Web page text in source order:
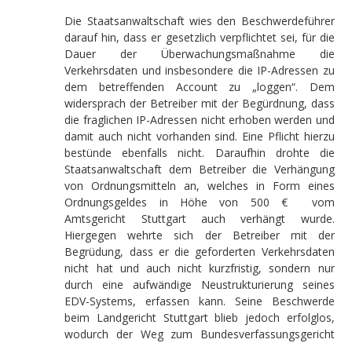
Die Staatsanwaltschaft wies den Beschwerdeführer
darauf hin, dass er gesetzlich verpflichtet sei, für die
Dauer der Überwachungsmaßnahme die
Verkehrsdaten und insbesondere die IP-Adressen zu
dem betreffenden Account zu „loggen“. Dem
widersprach der Betreiber mit der Begürdnung, dass
die fraglichen IP-Adressen nicht erhoben werden und
damit auch nicht vorhanden sind. Eine Pflicht hierzu
bestünde ebenfalls nicht. Daraufhin drohte die
Staatsanwaltschaft dem Betreiber die Verhängung
von Ordnungsmitteln an, welches in Form eines
Ordnungsgeldes in Höhe von 500 € vom
Amtsgericht Stuttgart auch verhängt wurde.
Hiergegen wehrte sich der Betreiber mit der
Begrüdung, dass er die geforderten Verkehrsdaten
nicht hat und auch nicht kurzfristig, sondern nur
durch eine aufwändige Neustrukturierung seines
EDV-Systems, erfassen kann. Seine Beschwerde
beim Landgericht Stuttgart blieb jedoch erfolglos,
wodurch der Weg zum Bundesverfassungsgericht